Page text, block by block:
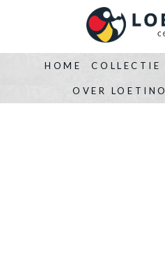
HOME COLLECTIE
OVER LOETINO